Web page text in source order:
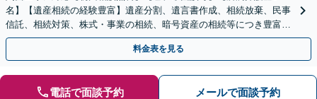
名】【遺産相続の経験豊富】遺産分割、遺言書作成、相続放棄、民事
信託、相続対策、株式・事業の相続、暗号資産の相続等につき豊富な
対応実績。【バリアフリー】【完全個室対応】
料金表を見る
電話で面談予約 メールで面談予約